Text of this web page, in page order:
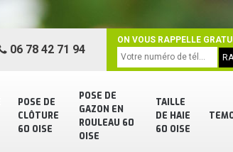
POSE DE
CLÔTURE
60 OISE
POSE DE
GAZON EN
ROULEAU 60
OISE
TAILLE
DE HAIE
60 OISE
06 78 42 71 94
ON VOUS RAPPELLE